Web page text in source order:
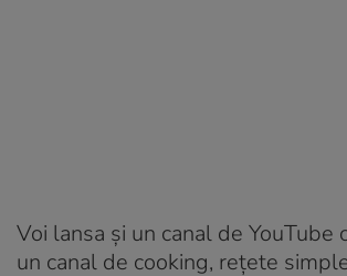
Voi lansa și un canal de YouTube
un canal de cooking, rețete